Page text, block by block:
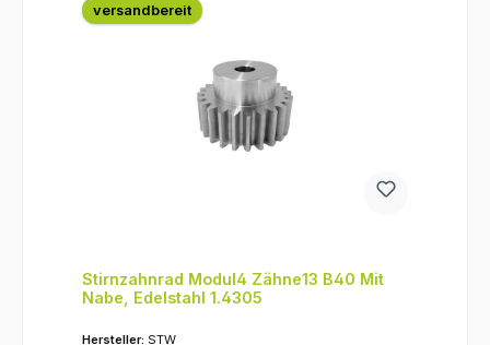
versandbereit
Stirnzahnrad Modul4 Zähne13 B40 Mit
Nabe, Edelstahl 1.4305
Hersteller: STW